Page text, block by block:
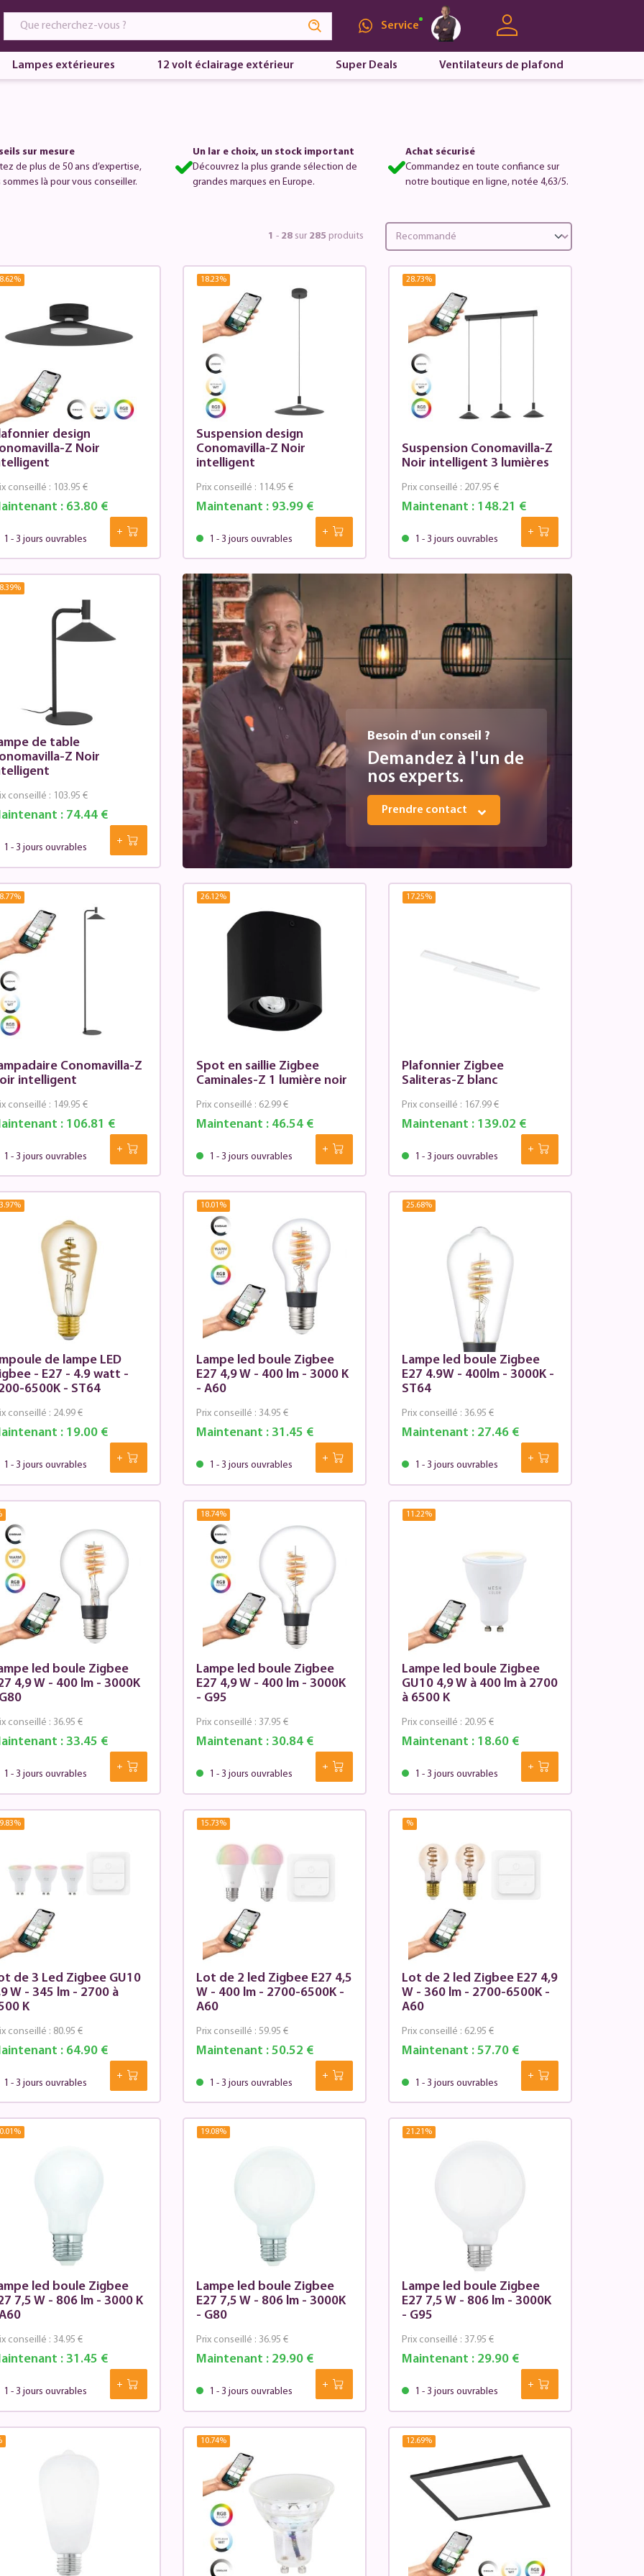
Service
Lampes extérieures 12 volt éclairage extérieur Super Deals Ventilateurs de plafond
sur mesure
de plus de 50 ans d’expertise,
sommes là pour vous conseiller.
Un lar e choix, un stock important
Découvrez la plus grande sélection de
grandes marques en Europe.
Achat sécurisé
Commandez en toute confiance sur
notre boutique en ligne, notée 4,63/5.
1 - 28 sur 285 produits
%
design
Z Noir
: 63.80 €
conseillé : 103.95 €
1 - 3 jours ouvrables
18.23%
Suspension design
Conomavilla-Z Noir
intelligent
Maintenant :93.99 €
Prix conseillé : 114.95 €
1 - 3 jours ouvrables
28.73%
Suspension Conomavilla-Z
Noir intelligent 3 lumières
Maintenant :148.21 €
Prix conseillé : 207.95 €
1 - 3 jours ouvrables
%
de table
Z Noir
: 74.44 €
conseillé : 103.95 €
1 - 3 jours ouvrables
Besoin d'un conseil ?
Demandez à l'un de
nos experts.
Prendre contact
%
Conomavilla-Z
intelligent
: 106.81 €
conseillé : 149.95 €
1 - 3 jours ouvrables
26.12%
Spot en saillie Zigbee
Caminales-Z 1 lumière noir
Maintenant :46.54 €
Prix conseillé : 62.99 €
1 - 3 jours ouvrables
17.25%
Plafonnier Zigbee
Saliteras-Z blanc
Maintenant :139.02 €
Prix conseillé : 167.99 €
1 - 3 jours ouvrables
%
de lampe LED
- E27 - 4.9 watt -
6500K - ST64
: 19.00 €
conseillé : 24.99 €
1 - 3 jours ouvrables
10.01 %
Lampe led boule Zigbee
E27 4,9 W - 400 lm - 3000 K
- A60
Maintenant :31.45 €
Prix conseillé : 34.95 €
1 - 3 jours ouvrables
25.68%
Lampe led boule Zigbee
E27 4.9W - 400lm - 3000K -
ST64
Maintenant :27.46 €
Prix conseillé : 36.95 €
1 - 3 jours ouvrables
led boule Zigbee
4,9 W - 400 lm - 3000K
: 33.45 €
conseillé : 36.95 €
1 - 3 jours ouvrables
18.74%
Lampe led boule Zigbee
E27 4,9 W - 400 lm - 3000K
- G95
Maintenant :30.84 €
Prix conseillé : 37.95 €
1 - 3 jours ouvrables
11.22%
Lampe led boule Zigbee
GU10 4,9 W à 400 lm à 2700
à 6500 K
Maintenant :18.60 €
Prix conseillé : 20.95 €
1 - 3 jours ouvrables
%
de 3 Led Zigbee GU10
W - 345 lm - 2700 à
K
: 64.90 €
conseillé : 80.95 €
1 - 3 jours ouvrables
15.73%
Lot de 2 led Zigbee E27 4,5
W - 400 lm - 2700-6500K -
A60
Maintenant :50.52 €
Prix conseillé : 59.95 €
1 - 3 jours ouvrables
%
Lot de 2 led Zigbee E27 4,9
W - 360 lm - 2700-6500K -
A60
Maintenant :57.70 €
Prix conseillé : 62.95 €
1 - 3 jours ouvrables
%
led boule Zigbee
7,5 W - 806 lm - 3000 K
: 31.45 €
conseillé : 34.95 €
1 - 3 jours ouvrables
19.08%
Lampe led boule Zigbee
E27 7,5 W - 806 lm - 3000K
- G80
Maintenant :29.90 €
Prix conseillé : 36.95 €
1 - 3 jours ouvrables
21.21 %
Lampe led boule Zigbee
E27 7,5 W - 806 lm - 3000K
- G95
Maintenant :29.90 €
Prix conseillé : 37.95 €
1 - 3 jours ouvrables
10.74% 12.69%